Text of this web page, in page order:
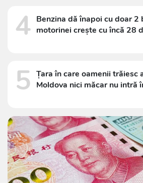
4 Benzina dă înapoi cu doar 2
motorinei crește cu încă 28
5 Țara în care oamenii trăiesc
Moldova nici măcar nu intră